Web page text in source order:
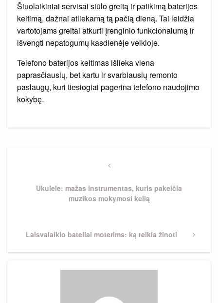
Šiuolaikiniai servisai siūlo greitą ir patikimą baterijos
keitimą, dažnai atliekamą tą pačią dieną. Tai leidžia
vartotojams greitai atkurti įrenginio funkcionalumą ir
išvengti nepatogumų kasdienėje veikloje.
Telefono baterijos keitimas išlieka viena
paprasčiausių, bet kartu ir svarbiausių remonto
paslaugų, kuri tiesiogiai pagerina telefono naudojimo
kokybę.
Previous
Ukulele: mažas instrumentas, kuris pakeičia
muzikos mokymosi kelią
Next
Laisvalaikio bateliai moterims: ką reikia žinoti